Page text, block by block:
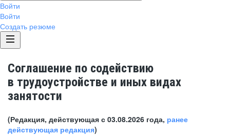
Войти
Войти
Создать резюме
Соглашение по содействию
в трудоустройстве и иных видах
занятости
(Редакция, действующая с 03.08.2026 года, ранее
действующая редакция)